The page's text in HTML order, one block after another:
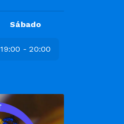
Sábado
19:00 - 20:00